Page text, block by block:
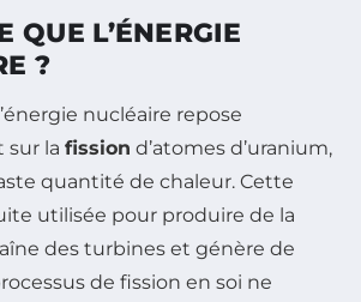
QUE L’ÉNERGIE
?
nucléaire repose
sur la fission d’atomes d’uranium,
quantité de chaleur. Cette
utilisée pour produire de la
des turbines et génère de
de fission en soi ne